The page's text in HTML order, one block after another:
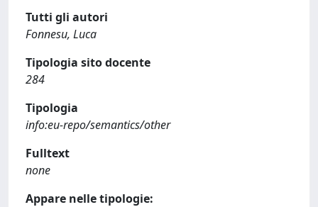
Tutti gli autori
Fonnesu, Luca
Tipologia sito docente
284
Tipologia
info:eu-repo/semantics/other
Fulltext
none
Appare nelle tipologie: